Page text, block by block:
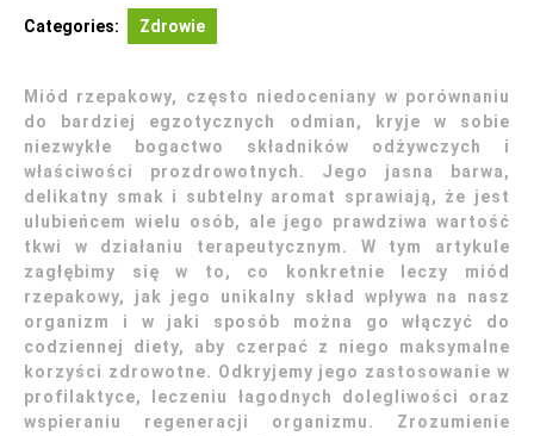
Categories: Zdrowie
Miód rzepakowy, często niedoceniany w porównaniu
do bardziej egzotycznych odmian, kryje w sobie
niezwykłe bogactwo składników odżywczych i
właściwości prozdrowotnych. Jego jasna barwa,
delikatny smak i subtelny aromat sprawiają, że jest
ulubieńcem wielu osób, ale jego prawdziwa wartość
tkwi w działaniu terapeutycznym. W tym artykule
zagłębimy się w to, co konkretnie leczy miód
rzepakowy, jak jego unikalny skład wpływa na nasz
organizm i w jaki sposób można go włączyć do
codziennej diety, aby czerpać z niego maksymalne
korzyści zdrowotne. Odkryjemy jego zastosowanie w
profilaktyce, leczeniu łagodnych dolegliwości oraz
wspieraniu regeneracji organizmu. Zrozumienie